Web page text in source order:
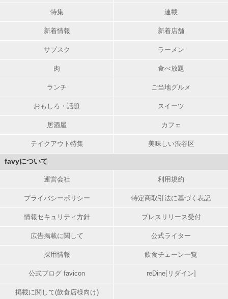
特集 連載
新着情報 新着店舗
サブスク ラーメン
肉 食べ放題
ランチ ご当地グルメ
おもしろ・話題 スイーツ
居酒屋 カフェ
テイクアウト特集 美味しい渋谷区
favyについて
運営会社 利用規約
プライバシーポリシー 特定商取引法に基づく表記
情報セキュリティ方針 プレスリリース受付
広告掲載に関して 公式ライター
採用情報 飲食チェーン一覧
公式ブログ favicon reDine[リダイン]
掲載に関して(飲食店様向け)